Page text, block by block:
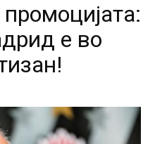
е во